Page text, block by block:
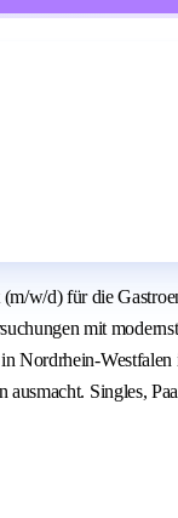
w/d) für die
mit
Westfalen
Singles,